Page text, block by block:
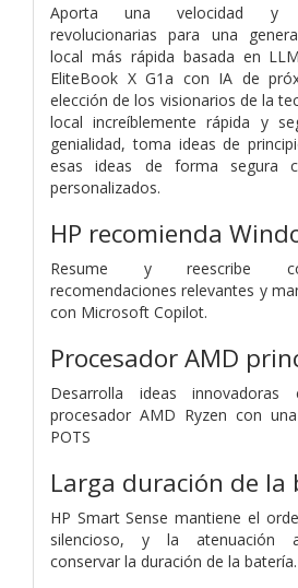
Aporta una velocidad y
revolucionarias para una
local más rápida basada en
EliteBook X G1a con IA de
elección de los visionarios de la
local increíblemente rápida y
genialidad, toma ideas de
esas ideas de forma segura
personalizados.
HP recomienda
Resume y reescribe
recomendaciones relevantes y
con Microsoft Copilot.
Procesador AMD
Desarrolla ideas
procesador AMD Ryzen con
POTS
Larga duración de la
HP Smart Sense mantiene el
silencioso, y la atenuación
conservar la duración de la batería.